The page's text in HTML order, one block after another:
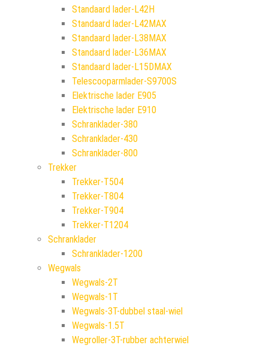
Standaard lader-L42H
Standaard lader-L42MAX
Standaard lader-L38MAX
Standaard lader-L36MAX
Standaard lader-L15DMAX
Telescooparmlader-S9700S
Elektrische lader E905
Elektrische lader E910
Schranklader-380
Schranklader-430
Schranklader-800
Trekker
Trekker-T504
Trekker-T804
Trekker-T904
Trekker-T1204
Schranklader
Schranklader-1200
Wegwals
Wegwals-2T
Wegwals-1T
Wegwals-3T-dubbel staal-wiel
Wegwals-1.5T
Wegroller-3T-rubber achterwiel